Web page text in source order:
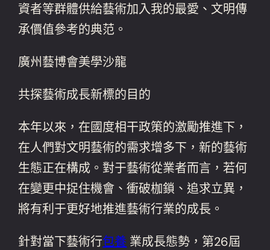
資者等群體供給藝術加入我的最愛、文明傳
承價值參考的典范。
廣州藝博會美學沙龍
共探藝術成長新標的目的
本年以來，在國度相干政策的激勵推進下，
在人們對文明藝術的需求增多下，新的藝術
生態正在構成。對于藝術從業者而言，若何
在變更中捉住機會、衝破枷鎖、追求立異，
將有利于更好地推進藝術行業的成長。
針對當下藝術行包養 業成長態勢，第26屆